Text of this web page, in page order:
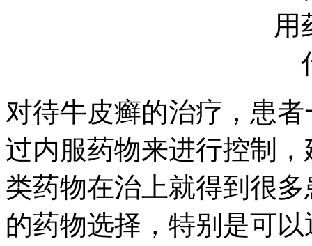
对待牛皮癣的治疗，患
过内服药物来进行控制
类药物在治上就得到很
的药物选择，特别是可